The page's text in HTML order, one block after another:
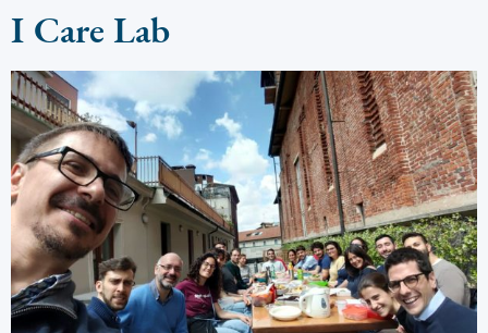
I Care Lab